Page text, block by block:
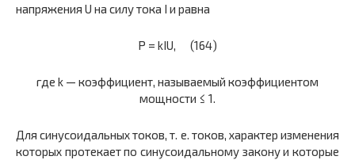
напряжения U на силу тока I и равна
P = kIU, (164)
где k — коэффициент, называемый коэффициентом
мощности ≤ 1.
Для синусоидальных токов, т. е. токов, характер изменения
которых протекает по синусоидальному закону и которые